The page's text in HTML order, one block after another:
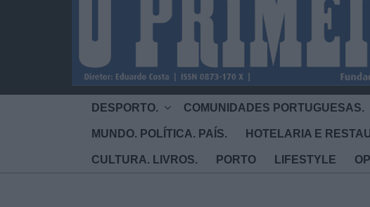
DESPORTO. COMUNIDADES PORTUGUESAS.
MUNDO. POLÍTICA. PAÍS. HOTELARIA E
CULTURA. LIVROS. PORTO LIFESTYLE